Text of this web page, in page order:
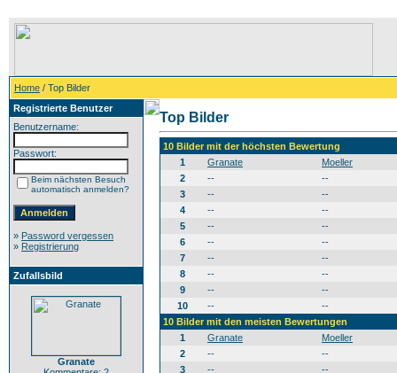
Home / Top Bilder
Registrierte Benutzer
Benutzername:
Passwort:
Beim nächsten Besuch
automatisch anmelden?
» Password vergessen
» Registrierung
Zufallsbild
Granate
Top Bilder
10 Bilder mit der höchsten Bewertung
1
Granate
Moeller
2
--
--
3
--
--
4
--
--
5
--
--
6
--
--
7
--
--
8
--
--
9
--
--
10
--
--
10 Bilder mit den meisten Bewertungen
1
Granate
Moeller
2
--
--
3
--
--